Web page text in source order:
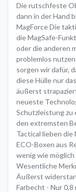
Die rutschfeste
dann in der Hand
MagForce Die
die MagSafe-
oder die anderen
problemlos
sorgen wir dafür,
diese Hülle nur
äußerst
neueste
Schutzleistung zu
den extremsten
Tactical lieben
ECO-Boxen aus
wenig wie
Wesentliche
Äußerst
Farbecht - Nur 0,8